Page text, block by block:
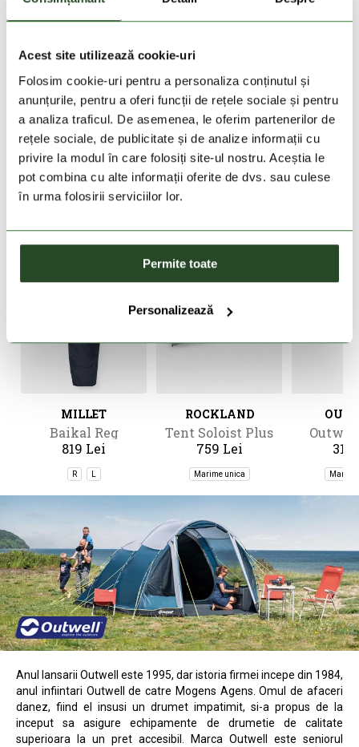
Acest site utilizează cookie-uri
Folosim cookie-uri pentru a personaliza conținutul și
anunțurile, pentru a oferi funcții de rețele sociale și pentru
a analiza traficul. De asemenea, le oferim partenerilor de
rețele sociale, de publicitate și de analize informații cu
privire la modul în care folosiți site-ul nostru. Aceștia le
pot combina cu alte informații oferite de dvs. sau culese
în urma folosirii serviciilor lor.
Permite toate
Personalizează
DESCRIEREA PRODUSULUI
DETALII PRODUS
Livrare gratuita la comenzi cu valoare de peste
PRODUSE SIMILARE
MILLET
Baikal Reg
819 Lei
R
ROCKLAND
Tent Soloist Plus
759 Lei
Marime unica
319
Anul lansarii Outwell este 1995, dar istoria firmei incepe din 1984,
anul infiintari Outwell de catre Mogens Agens. Omul de afaceri
danez, fiind el insusi un drumet impatimit, si-a propus de la
inceput sa asigure echipamente de drumetie de calitate
superioara la un pret accesibil. Marca Outwell este seniorul